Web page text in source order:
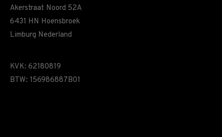
Akerstraat Noord 52A
6431 HN Hoensbroek
Limburg Nederland
KVK: 62180819
BTW: 156986887B01